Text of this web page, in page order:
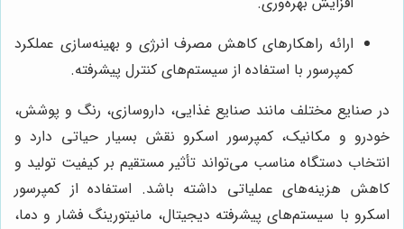
ارائه راهکارهای کاهش مصرف انرژی و بهینه‌سازی عملکرد
کمپرسور با استفاده از سیستم‌های کنترل پیشرفته.
در صنایع مختلف مانند صنایع غذایی، داروسازی، رنگ و پوشش،
خودرو و مکانیک، کمپرسور اسکرو نقش بسیار حیاتی دارد و
انتخاب دستگاه مناسب می‌تواند تأثیر مستقیم بر کیفیت تولید و
کاهش هزینه‌های عملیاتی داشته باشد. استفاده از کمپرسور
اسکرو با سیستم‌های پیشرفته دیجیتال، مانیتورینگ فشار و دما،